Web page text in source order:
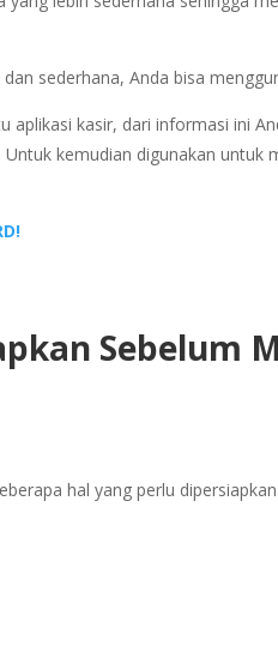
sederhana, Anda bisa
aplikasi kasir, dari informasi ini
kemudian digunakan untuk
Sebelum
hal yang perlu